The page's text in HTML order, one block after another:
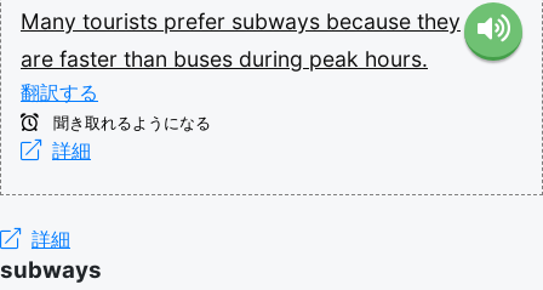
Many tourists prefer subways because they
are faster than buses during peak hours.
翻訳する
聞き取れるようになる
詳細
詳細
subways